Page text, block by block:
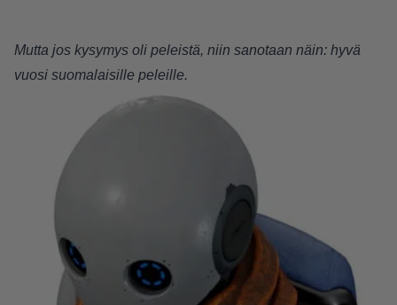
Mutta jos kysymys oli peleistä, niin sanotaan näin: hyvä
vuosi suomalaisille peleille.